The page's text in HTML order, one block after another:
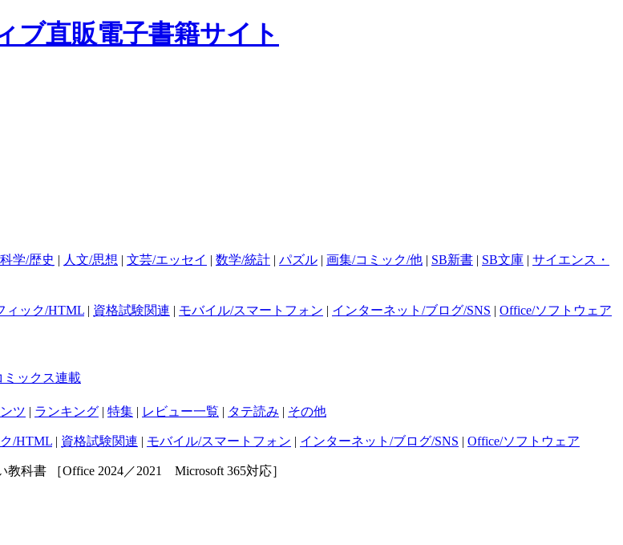
学/歴史 | 人文/思想 | 文芸/エッセイ | 数学/統計 | パズル | 画集/コミック/他 | SB新書 | SB文庫 | サイエンス・
ィック/HTML | 資格試験関連 | モバイル/スマートフォン | インターネット/ブログ/SNS | Office/ソフトウェア
ミックス連載
ツ | ランキング | 特集 | レビュー一覧 | タテ読み | その他
/HTML | 資格試験関連 | モバイル/スマートフォン | インターネット/ブログ/SNS | Office/ソフトウェア
科書 ［Office 2024／2021 Microsoft 365対応］